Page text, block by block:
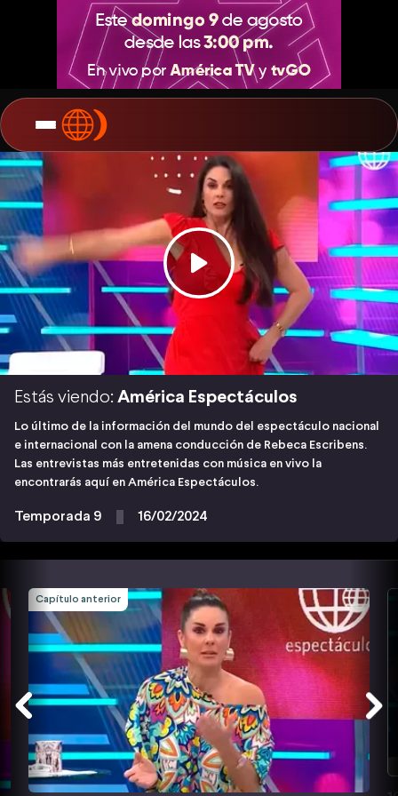
Estás viendo: América Espectáculos
Lo último de la información del mundo del espectáculo nacional
e internacional con la amena conducción de Rebeca Escribens.
Las entrevistas más entretenidas con música en vivo la
encontrarás aquí en América Espectáculos.
Temporada 9 16/02/2024
Capítulo anterior